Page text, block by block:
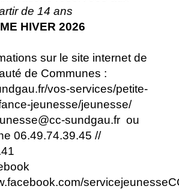
de 14 ans
HIVER 2026
sur le site internet de
de Communes :
vos-services/petite-
jeunesse/jeunesse/
sundgau.fr ou
06.49.74.39.45 //